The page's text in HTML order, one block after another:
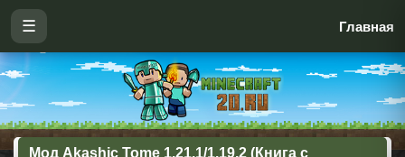
☰ Главная
Мод Akashic Tome 1.21.1/1.19.2 (Книга с